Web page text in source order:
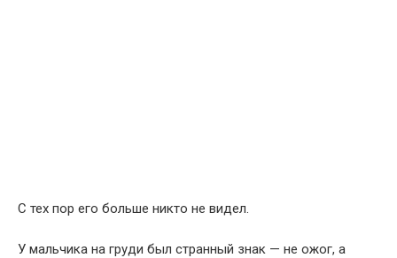
С тех пор его больше никто не видел.
У мальчика на груди был странный знак — не ожог, а